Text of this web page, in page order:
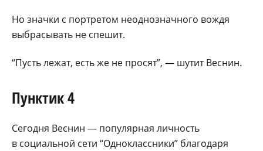
Но значки с портретом неоднозначного вождя
выбрасывать не спешит.
“Пусть лежат, есть же не просят”, — шутит Веснин.
Пунктик 4
Сегодня Веснин — популярная личность
в социальной сети “Одноклассники” благодаря